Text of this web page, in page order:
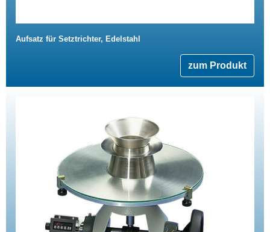
Aufsatz für Setztrichter, Edelstahl
zum Produkt